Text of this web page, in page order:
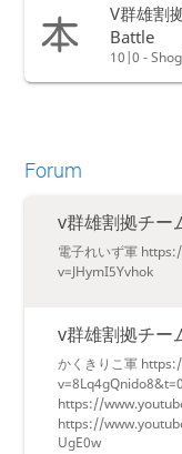
V群雄割
Battle
10|0 -
Forum
v群雄割拠チー
電子れいず軍
v=JHymI5Yvhok
v群雄割拠チー
かくきりこ軍
https://
https://
UgE0w